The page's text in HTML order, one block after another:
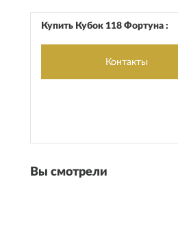
Купить Кубок 118 Фортуна :
Контакты
Вы смотрели